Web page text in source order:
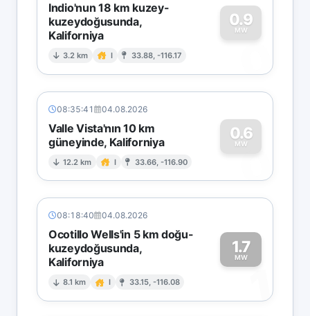
Indio'nun 18 km kuzey-
kuzeydoğusunda,
Kaliforniya
3.2 km I 33.88, -116.17
0.9
MW
0
08:35:41 04.08.2026
Valle Vista'nın 10 km
güneyinde, Kaliforniya
12.2 km I 33.66, -116.90
0.6
MW
0
08:18:40 04.08.2026
Ocotillo Wells'in 5 km doğu-
kuzeydoğusunda,
Kaliforniya
8.1 km I 33.15, -116.08
1.7
MW
1